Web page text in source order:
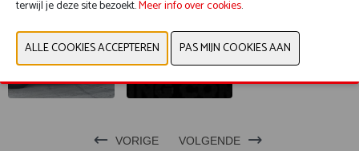
VORIGE VOLGENDE
terwijl je deze site bezoekt.Meer info over cookies.